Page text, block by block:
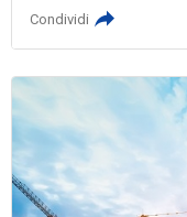
Condividi